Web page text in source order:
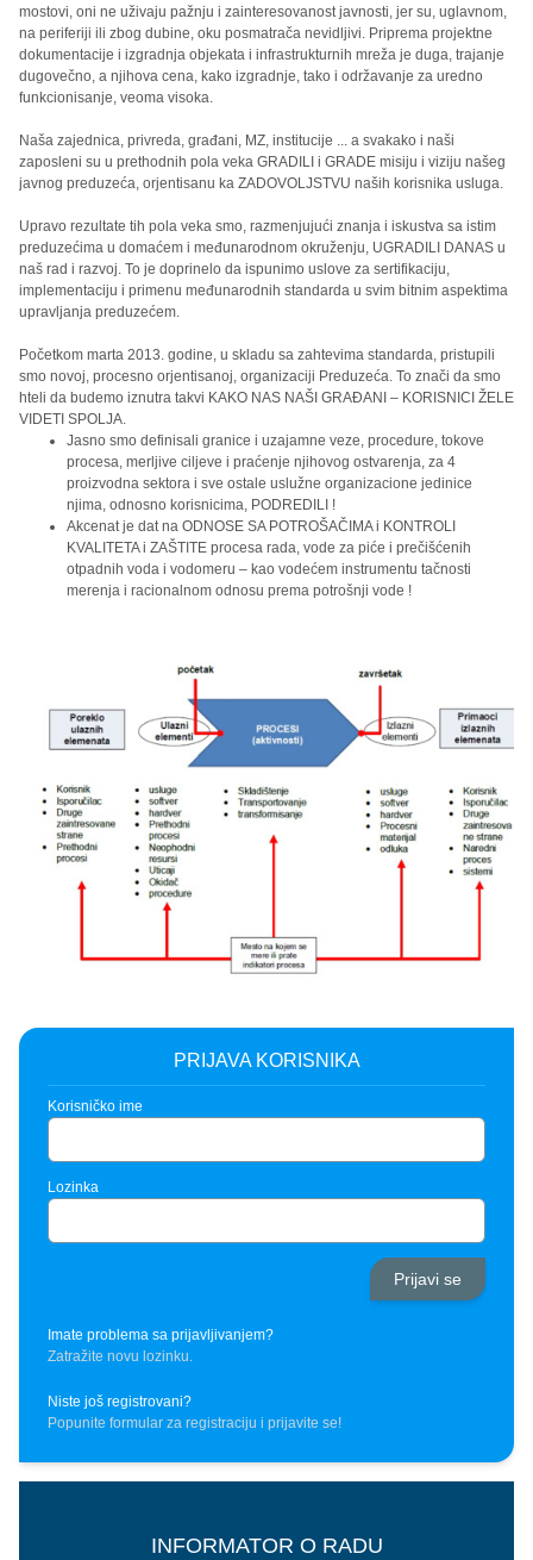
mostovi, oni ne uživaju pažnju i zainteresovanost javnosti, jer su, uglavnom,
na periferiji ili zbog dubine, oku posmatrača nevidljivi. Priprema projektne
dokumentacije i izgradnja objekata i infrastrukturnih mreža je duga, trajanje
dugovečno, a njihova cena, kako izgradnje, tako i održavanje za uredno
funkcionisanje, veoma visoka.
Naša zajednica, privreda, građani, MZ, institucije ... a svakako i naši
zaposleni su u prethodnih pola veka GRADILI i GRADE misiju i viziju našeg
javnog preduzeća, orjentisanu ka ZADOVOLJSTVU naših korisnika usluga.
Upravo rezultate tih pola veka smo, razmenjujući znanja i iskustva sa istim
preduzećima u domaćem i međunarodnom okruženju, UGRADILI DANAS u
naš rad i razvoj. To je doprinelo da ispunimo uslove za sertifikaciju,
implementaciju i primenu međunarodnih standarda u svim bitnim aspektima
upravljanja preduzećem.
Početkom marta 2013. godine, u skladu sa zahtevima standarda, pristupili
smo novoj, procesno orjentisanoj, organizaciji Preduzeća. To znači da smo
hteli da budemo iznutra takvi KAKO NAS NAŠI GRAĐANI – KORISNICI ŽELE
VIDETI SPOLJA.
Jasno smo definisali granice i uzajamne veze, procedure, tokove
procesa, merljive ciljeve i praćenje njihovog ostvarenja, za 4
proizvodna sektora i sve ostale uslužne organizacione jedinice
njima, odnosno korisnicima, PODREDILI !
Akcenat je dat na ODNOSE SA POTROŠAČIMA i KONTROLI
KVALITETA i ZAŠTITE procesa rada, vode za piće i prečišćenih
otpadnih voda i vodomeru – kao vodećem instrumentu tačnosti
merenja i racionalnom odnosu prema potrošnji vode !
PRIJAVA KORISNIKA
Korisničko ime
Lozinka
Imate problema sa prijavljivanjem?
Zatražite novu lozinku.
Niste još registrovani?
Popunite formular za registraciju i prijavite se!
INFORMATOR O RADU